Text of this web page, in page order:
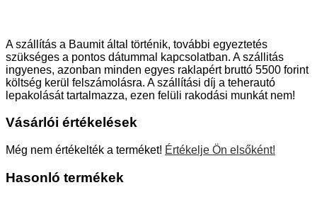
A szállítás a Baumit által történik, további egyeztetés
szükséges a pontos dátummal kapcsolatban. A szállitás
ingyenes, azonban minden egyes raklapért bruttó 5500 forint
költség kerül felszámolásra. A szállítási díj a teherautó
lepakolását tartalmazza, ezen felüli rakodási munkát nem!
Vásárlói értékelések
Még nem értékelték a terméket! Értékelje Ön elsőként!
Hasonló termékek